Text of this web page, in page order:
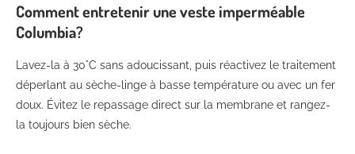
Comment entretenir une veste imperméable
Columbia?
Lavez-la à 30°C sans adoucissant, puis réactivez le traitement
déperlant au sèche-linge à basse température ou avec un fer
doux. Évitez le repassage direct sur la membrane et rangez-
la toujours bien sèche.